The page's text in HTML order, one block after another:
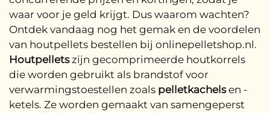
waar voor je geld krijgt. Dus waarom wachten?
Ontdek vandaag nog het gemak en de voordelen
van houtpellets bestellen bij onlinepelletshop.nl.
Houtpelletszijn gecomprimeerde houtkorrels
die worden gebruikt als brandstof voor
verwarmingstoestellen zoals pelletkachelsen -
ketels. Ze worden gemaakt van samengeperst